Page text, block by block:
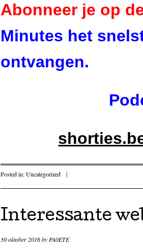
Abonneer je op
Minutes het
ontvangen.
Posted in:Uncategorized |
Interessante
30 oktober 2016by PA0ETE